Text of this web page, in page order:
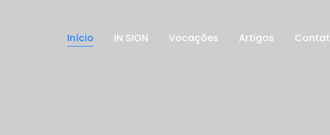
Início IN SION Vocações Artigos